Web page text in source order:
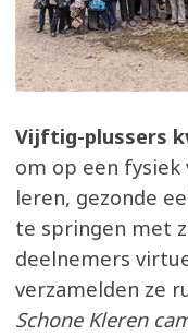
Vijftig-plussers
om op een
leren, gezonde
te springen met
deelnemers
verzamelden ze
Schone Kleren